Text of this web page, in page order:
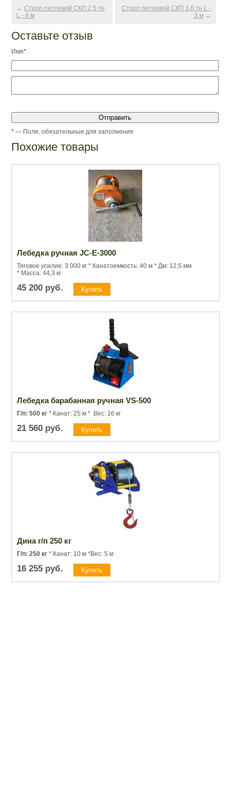
← Строп петлевой СКП 2,5 тн
L - 4 м
Строп петлевой СКП 3,6 тн L -
3 м →
Оставьте отзыв
Имя*:
* — Поля, обязательные для заполнения
Похожие товары
Лебедка ручная JC-E-3000
Тяговое усилие: 3 000 кг * Канатоемкость: 40 м * Дм: 12,5 мм
* Масса: 44,3 кг
45 200 руб.
Лебедка барабанная ручная VS-500
Г/п: 500 кг * Канат: 25 м * Вес: 16 кг
21 560 руб.
Дина г/п 250 кг
Г/п: 250 кг * Канат: 10 м *Вес: 5 кг
16 255 руб.